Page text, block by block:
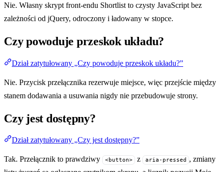
Nie. Własny skrypt front-endu Shortlist to czysty JavaScript bez
zależności od jQuery, odroczony i ładowany w stopce.
Czy powoduje przeskok układu?
Dział zatytułowany „Czy powoduje przeskok układu?”
Nie. Przycisk przełącznika rezerwuje miejsce, więc przejście między
stanem dodawania a usuwania nigdy nie przebudowuje strony.
Czy jest dostępny?
Dział zatytułowany „Czy jest dostępny?”
Tak. Przełącznik to prawdziwy <button> z aria-pressed , zmiany